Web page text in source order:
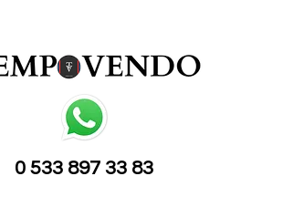
0 533 897 33 83